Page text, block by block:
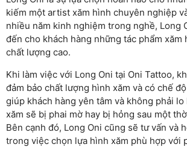
kiếm một artist xăm hình chuyên nghiệp
nhiều năm kinh nghiệm trong nghề, Long
đến cho khách hàng những tác phẩm xăm
chất lượng cao.
Khi làm việc với Long Oni tại Oni Tattoo,
đảm bảo chất lượng hình xăm và có chế
giúp khách hàng yên tâm và không phải
xăm sẽ bị phai mờ hay bị hỏng sau một
Bên cạnh đó, Long Oni cũng sẽ tư vấn và
trong việc chọn lựa hình xăm phù hợp với